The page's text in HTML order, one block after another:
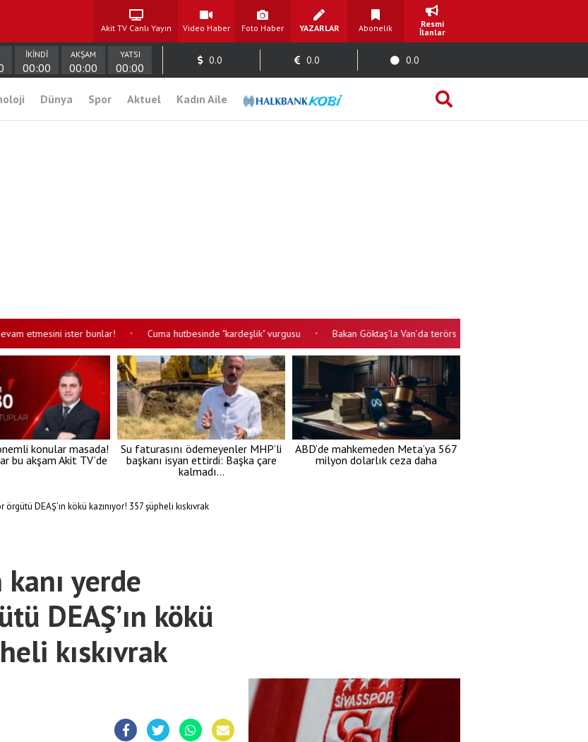
Akit TV Canlı Yayın Video Haber Foto Haber YAZARLAR Abonelik
Resmi
İlanlar
İKİNDİ
00:00
AKŞAM
00:00
YATSI
00:00
0.0 0.0 0.0
Dünya Spor Aktuel Kadın Aile
ister bunlar! • Cuma hutbesinde "kardeşlik" vurgusu • Bakan Göktaş'la Van’da terörsüz Türkiye kardeşlik sofrası buluşması
konular masada!
bu akşam Akit TV’de
Su faturasını ödemeyenler MHP’li
başkanı isyan ettirdi: Başka çare
kalmadı…
ABD’de mahkemeden Meta’ya 567
milyon dolarlık ceza daha
DEAŞ’ın kökü kazınıyor! 357 şüpheli kıskıvrak
yerde
DEAŞ’ın kökü
kıskıvrak